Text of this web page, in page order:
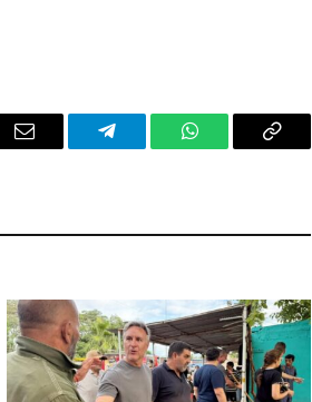
Email Telegram WhatsAppCopy